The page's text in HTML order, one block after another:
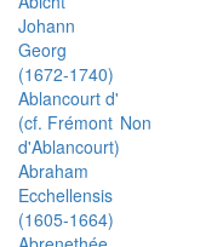
Johann
Georg
(1672-1740)
Ablancourt d'
(cf. Frémont
d'Ablancourt)
Non
Abraham
Ecchellensis
(1605-1664)